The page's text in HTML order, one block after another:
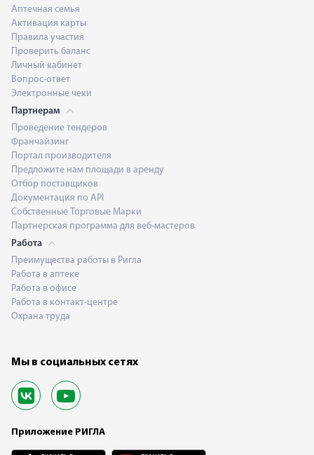
Аптечная семья
Активация карты
Правила участия
Проверить баланс
Личный кабинет
Вопрос-ответ
Электронные чеки
Партнерам
Проведение тендеров
Франчайзинг
Портал производителя
Предложите нам площади в аренду
Отбор поставщиков
Документация по API
Собственные Торговые Марки
Партнерская программа для веб-мастеров
Работа
Преимущества работы в Ригла
Работа в аптеке
Работа в офисе
Работа в контакт-центре
Охрана труда
Мы в социальных сетях
Приложение РИГЛА